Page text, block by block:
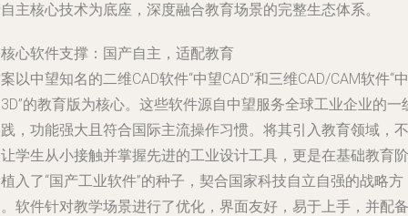
主核心技术为底座，深度融合教育场景的完整生态体系。
核心软件支撑：国产自主，适配教育
以中望知名的二维CAD软件“中望CAD”和三维CAD/CAM软件“中
的教育版为核心。这些软件源自中望服务全球工业企业的一
，功能强大且符合国际主流操作习惯。将其引入教育领域，不
学生从小接触并掌握先进的工业设计工具，更是在基础教育阶
入了“国产工业软件”的种子，契合国家科技自立自强的战略方
软件针对教学场景进行了优化，界面友好，易于上手，并配备